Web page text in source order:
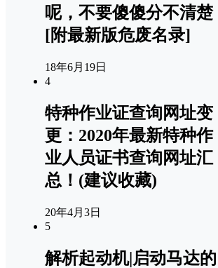
呢，不要傻傻分不清楚
[附最新版危废名录]
18年6月19日
4
特种作业证查询网址变
更：2020年最新特种作
业人员证书查询网址汇
总！(建议收藏)
20年4月3日
5
解析起动机|启动马达的